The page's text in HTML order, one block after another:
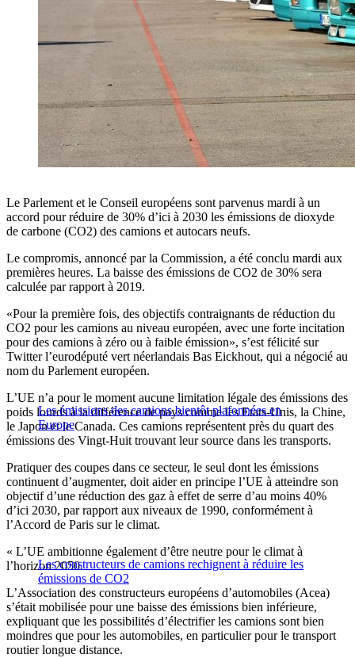
Le Parlement et le Conseil européens sont parvenus mardi à un
accord pour réduire de 30% d’ici à 2030 les émissions de dioxyde
de carbone (CO2) des camions et autocars neufs.
Le compromis, annoncé par la Commission, a été conclu mardi aux
premières heures. La baisse des émissions de CO2 de 30% sera
calculée par rapport à 2019.
«Pour la première fois, des objectifs contraignants de réduction du
CO2 pour les camions au niveau européen, avec une forte incitation
pour des camions à zéro ou à faible émission», s’est félicité sur
Twitter l’eurodéputé vert néerlandais Bas Eickhout, qui a négocié au
nom du Parlement européen.
Les émissions des camions bientôt plafonnées en
Europe
L’UE n’a pour le moment aucune limitation légale des émissions des
poids lourds à la différence de pays comme les Etats-Unis, la Chine,
le Japon et le Canada. Ces camions représentent près du quart des
émissions des Vingt-Huit trouvant leur source dans les transports.
Pratiquer des coupes dans ce secteur, le seul dont les émissions
continuent d’augmenter, doit aider en principe l’UE à atteindre son
objectif d’une réduction des gaz à effet de serre d’au moins 40%
d’ici 2030, par rapport aux niveaux de 1990, conformément à
l’Accord de Paris sur le climat.
Les constructeurs de camions rechignent à réduire les
émissions de CO2
« L’UE ambitionne également d’être neutre pour le climat à
l’horizon 2050.
L’Association des constructeurs européens d’automobiles (Acea)
s’était mobilisée pour une baisse des émissions bien inférieure,
expliquant que les possibilités d’électrifier les camions sont bien
moindres que pour les automobiles, en particulier pour le transport
routier longue distance.